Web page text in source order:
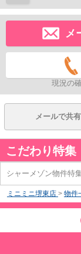
メ
現況の
メールで共
こだわり特集
シャーメゾン物件特
ミニミニ堺東店 > 物件